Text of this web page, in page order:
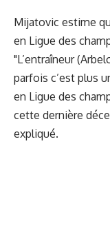
Mijatovic estime
en Ligue des
"L’entraîneur
parfois c’est plus
en Ligue des
cette dernière
expliqué.